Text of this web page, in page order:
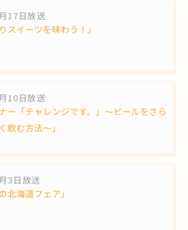
17日放送
スイーツを味わう！」
10日放送
ナー「チャレンジです。」～ビールをさら
飲む方法～」
3日放送
北海道フェア」